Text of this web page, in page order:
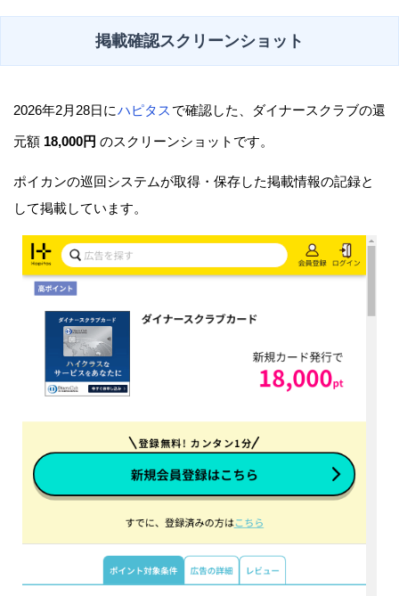
掲載確認スクリーンショット
2026年2月28日にハピタス で確認した、ダイナースクラブの還
元額 18,000円 のスクリーンショットです。
ポイカンの巡回システムが取得・保存した掲載情報の記録と
して掲載しています。